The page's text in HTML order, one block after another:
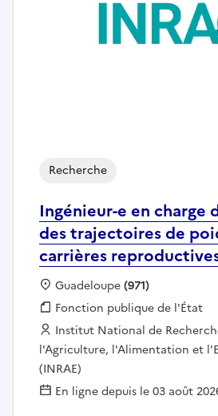
Ingénieur-e en charge
des trajectoires de
carrières
Recherche
Localisation :
Guadeloupe(971)
Fonction publique :
Fonction publique de l'État
Employeur :
Institut National de
l'Agriculture, l'Alimentation et
(INRAE)
En ligne depuis le 03 août